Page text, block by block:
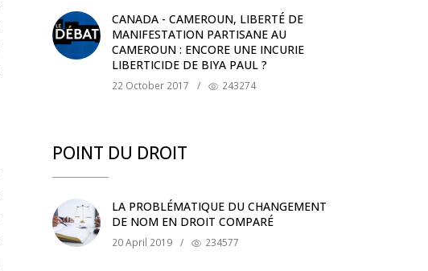
CANADA - CAMEROUN, LIBERTÉ DE
MANIFESTATION PARTISANE AU
CAMEROUN : ENCORE UNE INCURIE
LIBERTICIDE DE BIYA PAUL ?
22 October 2017 / 243274
POINT DU DROIT
LA PROBLÉMATIQUE DU CHANGEMENT
DE NOM EN DROIT COMPARÉ
20 April 2019 / 234577